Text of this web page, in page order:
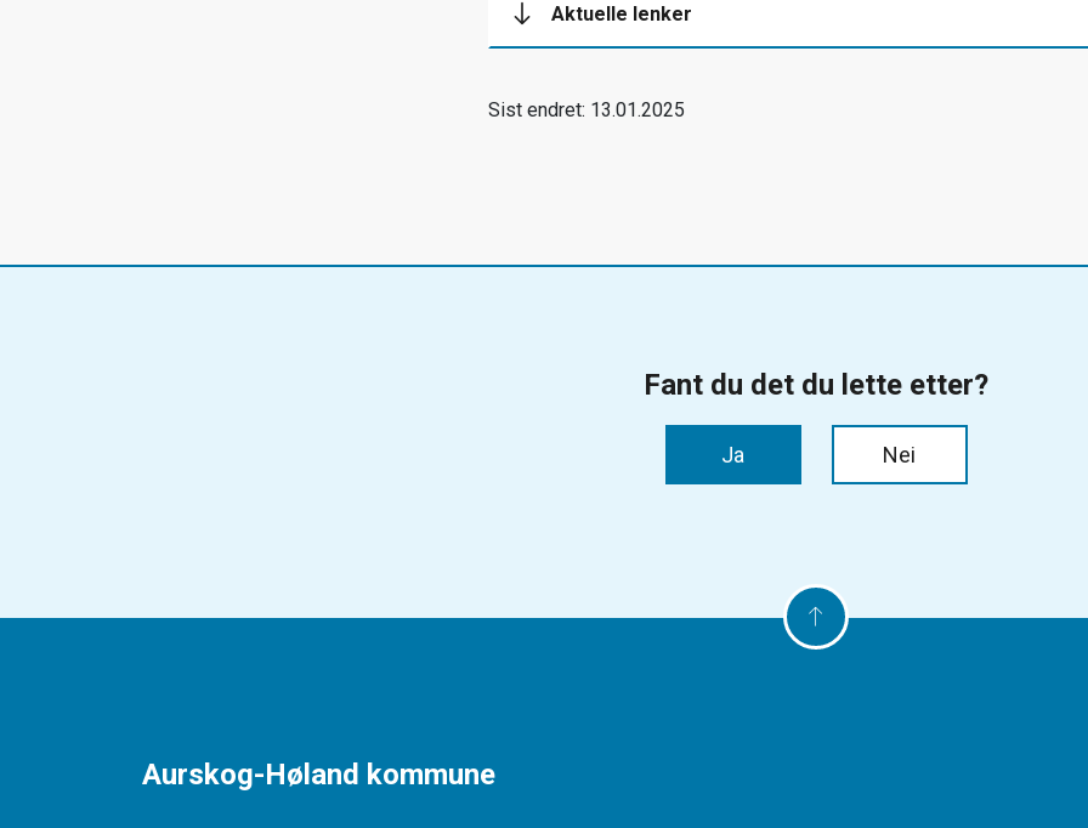
Aktuelle lenker
Sist endret: 13.01.2025
Aurskog-Høland kommune